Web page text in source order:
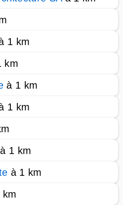
1 km
km
à 1 km
1 km
à 1 km
à 1 km
km